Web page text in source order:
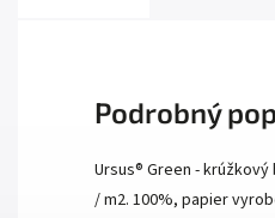
Podrobný
Ursus® Green -
/ m2. 100%, papier